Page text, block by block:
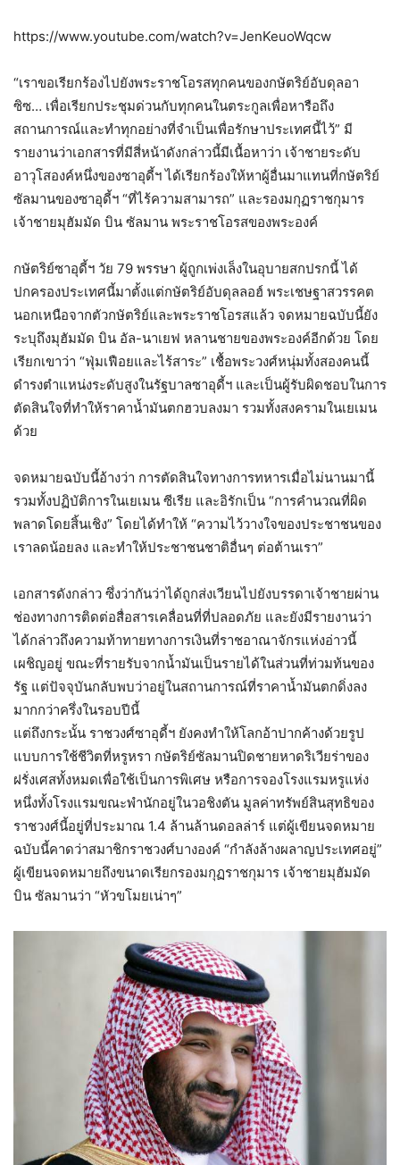
https://www.youtube.com/watch?v=JenKeuoWqcw
“เราขอเรียกร้องไปยังพระราชโอรสทุกคนของกษัตริย์อับดุลอา
ซิซ… เพื่อเรียกประชุมด่วนกับทุกคนในตระกูลเพื่อหารือถึง
สถานการณ์และทำทุกอย่างที่จำเป็นเพื่อรักษาประเทศนี้ไว้” มี
รายงานว่าเอกสารที่มีสี่หน้าดังกล่าวนี้มีเนื้อหาว่า เจ้าชายระดับ
อาวุโสองค์หนึ่งของซาอุดี้ฯ ได้เรียกร้องให้หาผู้อื่นมาแทนที่กษัตริย์
ซัลมานของซาอุดี้ฯ “ที่ไร้ความสามารถ” และรองมกุฏราชกุมาร
เจ้าชายมุฮัมมัด บิน ซัลมาน พระราชโอรสของพระองค์
กษัตริย์ซาอุดี้ฯ วัย 79 พรรษา ผู้ถูกเพ่งเล็งในอุบายสกปรกนี้ ได้
ปกครองประเทศนี้มาตั้งแต่กษัตริย์อับดุลลอฮ์ พระเชษฐาสวรรคต
นอกเหนือจากตัวกษัตริย์และพระราชโอรสแล้ว จดหมายฉบับนี้ยัง
ระบุถึงมุฮัมมัด บิน อัล-นาเยฟ หลานชายของพระองค์อีกด้วย โดย
เรียกเขาว่า “ฟุ่มเฟือยและไร้สาระ” เชื้อพระวงศ์หนุ่มทั้งสองคนนี้
ดำรงตำแหน่งระดับสูงในรัฐบาลซาอุดี้ฯ และเป็นผู้รับผิดชอบในการ
ตัดสินใจที่ทำให้ราคาน้ำมันตกฮวบลงมา รวมทั้งสงครามในเยเมน
ด้วย
จดหมายฉบับนี้อ้างว่า การตัดสินใจทางการทหารเมื่อไม่นานมานี้
รวมทั้งปฏิบัติการในเยเมน ซีเรีย และอิรักเป็น “การคำนวณที่ผิด
พลาดโดยสิ้นเชิง” โดยได้ทำให้ “ความไว้วางใจของประชาชนของ
เราลดน้อยลง และทำให้ประชาชนชาติอื่นๆ ต่อต้านเรา”
เอกสารดังกล่าว ซึ่งว่ากันว่าได้ถูกส่งเวียนไปยังบรรดาเจ้าชายผ่าน
ช่องทางการติดต่อสื่อสารเคลื่อนที่ที่ปลอดภัย และยังมีรายงานว่า
ได้กล่าวถึงความท้าทายทางการเงินที่ราชอาณาจักรแห่งอ่าวนี้
เผชิญอยู่ ขณะที่รายรับจากน้ำมันเป็นรายได้ในส่วนที่ท่วมท้นของ
รัฐ แต่ปัจจุบันกลับพบว่าอยู่ในสถานการณ์ที่ราคาน้ำมันตกดิ่งลง
มากกว่าครึ่งในรอบปีนี้
แต่ถึงกระนั้น ราชวงศ์ซาอุดี้ฯ ยังคงทำให้โลกอ้าปากค้างด้วยรูป
แบบการใช้ชีวิตที่หรูหรา กษัตริย์ซัลมานปิดชายหาดริเวียร่าของ
ฝรั่งเศสทั้งหมดเพื่อใช้เป็นการพิเศษ หรือการจองโรงแรมหรูแห่ง
หนึ่งทั้งโรงแรมขณะพำนักอยู่ในวอชิงตัน มูลค่าทรัพย์สินสุทธิของ
ราชวงศ์นี้อยู่ที่ประมาณ 1.4 ล้านล้านดอลล่าร์ แต่ผู้เขียนจดหมาย
ฉบับนี้คาดว่าสมาชิกราชวงศ์บางองค์ “กำลังล้างผลาญประเทศอยู่”
ผู้เขียนจดหมายถึงขนาดเรียกรองมกุฏราชกุมาร เจ้าชายมุฮัมมัด
บิน ซัลมานว่า “หัวขโมยเน่าๆ”